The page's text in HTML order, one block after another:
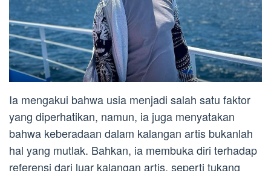
Ia mengakui bahwa usia menjadi salah satu faktor
yang diperhatikan, namun, ia juga menyatakan
bahwa keberadaan dalam kalangan artis bukanlah
hal yang mutlak. Bahkan, ia membuka diri terhadap
referensi dari luar kalangan artis, seperti tukang